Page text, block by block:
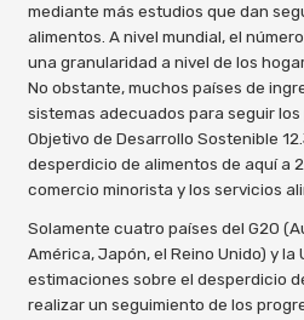
mediante más estudios que dan
alimentos. A nivel mundial, el
una granularidad a nivel de los
No obstante, muchos países de
sistemas adecuados para seguir
Objetivo de Desarrollo Sostenible
desperdicio de alimentos de aquí a
comercio minorista y los servicios
Solamente cuatro países del G20
América, Japón, el Reino Unido) y
estimaciones sobre el desperdicio
realizar un seguimiento de los